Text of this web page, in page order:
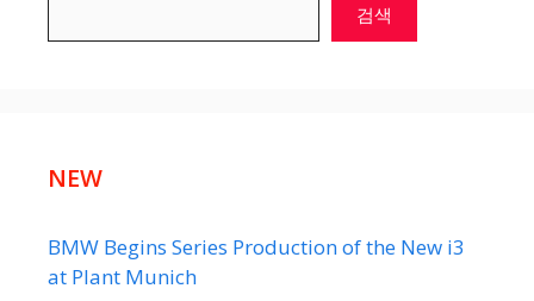
검색
NEW
BMW Begins Series Production of the New i3
at Plant Munich